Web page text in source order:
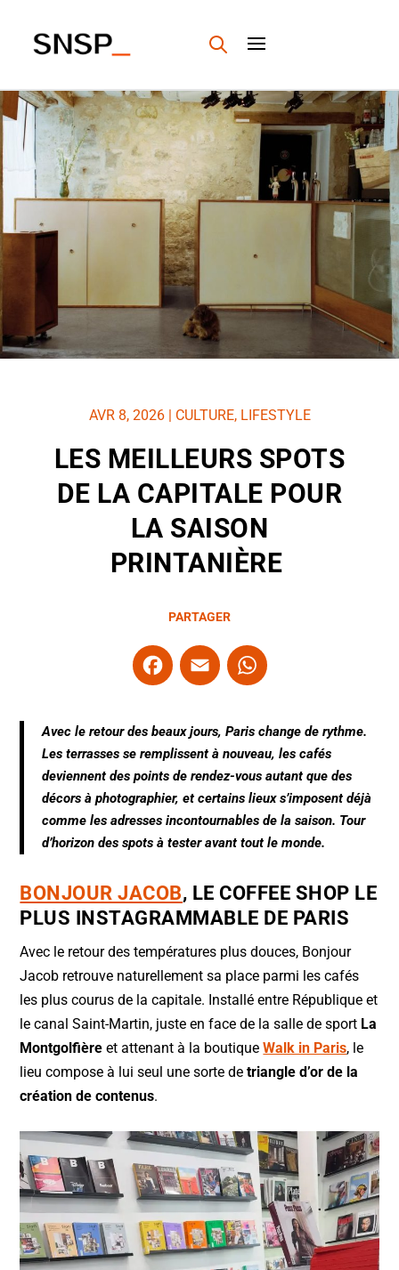
LES MEILLEURS SPOTS
DE LA CAPITALE POUR
LA SAISON
PRINTANIÈRE
AVR 8, 2026| CULTURE, LIFESTYLE
PARTAGER
F
a
e
b
o
o
k
E
m
l
W
at
s
A
p
p
Avec le retour des beaux jours, Paris change de rythme.
Les terrasses se remplissent à nouveau, les cafés
deviennent des points de rendez-vous autant que des
décors à photographier, et certains lieux s’imposent déjà
comme les adresses incontournables de la saison. Tour
d’horizon des spots à tester avant tout le monde.
BONJOUR JACOB, LE COFFEE SHOP LE
PLUS INSTAGRAMMABLE DE PARIS
Avec le retour des températures plus douces, Bonjour
Jacob retrouve naturellement sa place parmi les cafés
les plus courus de la capitale. Installé entre République et
le canal Saint-Martin, juste en face de la salle de sport La
Montgolfière et attenant à la boutiqueWalk in Paris, le
lieu compose à lui seul une sorte detriangle d’or de la
création de contenus.